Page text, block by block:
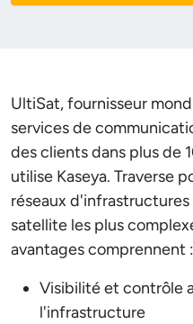
UltiSat, fournisseur
services de
des clients dans plus de
utilise Kaseya. Traverse
réseaux
satellite les plus
avantages comprennent :
Visibilité et contrôle
l'infrastructure